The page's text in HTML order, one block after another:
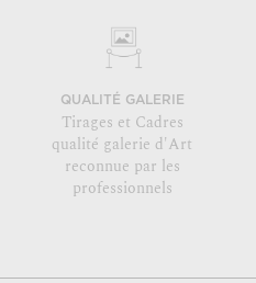
QUALITÉ GALERIE
Tirages et Cadres
qualité galerie d'Art
reconnue par les
professionnels